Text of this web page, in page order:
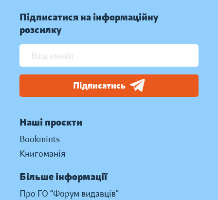
Підписатися на інформаційну
розсилку
Підписатись
Наші проєкти
Bookmints
Книгоманія
Більше інформації
Про ГО “Форум видавців”